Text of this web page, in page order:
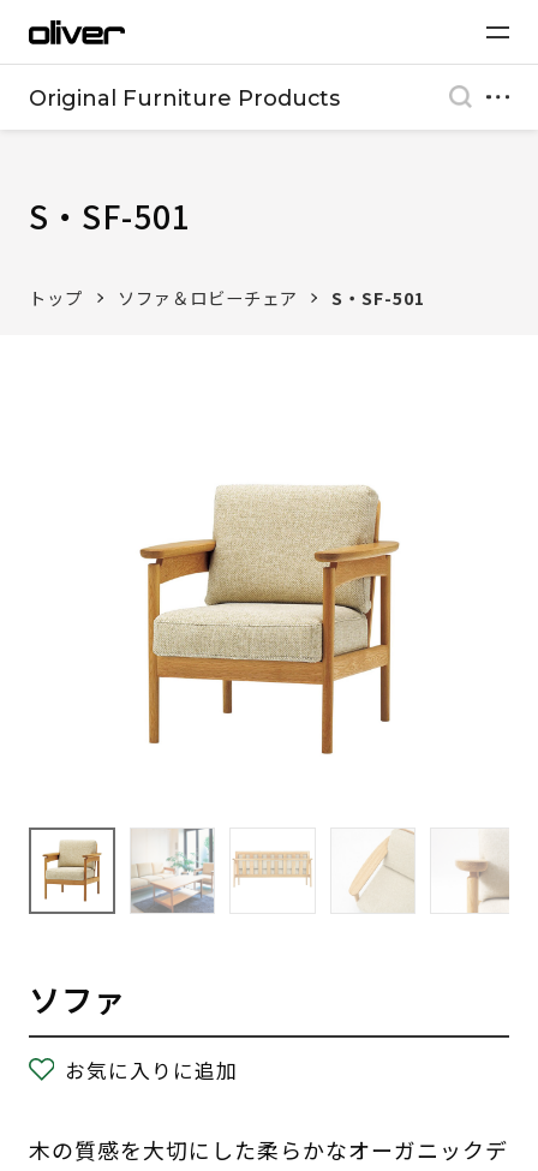
Original Furniture Products
S・SF-501
トップ ソファ＆ロビーチェア S・SF-501
ソファ
お気に入りに追加
木の質感を大切にした柔らかなオーガニックデ